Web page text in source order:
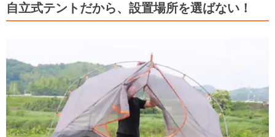
自立式テントだから、設置場所を選ばない！